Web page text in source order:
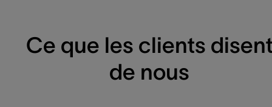
Ce que les clients
de nous